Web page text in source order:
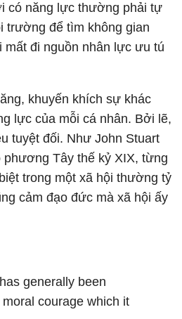
có năng lực thường phải tự
trường để tìm không gian
mất đi nguồn nhân lực ưu tú
khuyến khích sự khác
lực của mỗi cá nhân. Bởi lẽ,
tuyệt đối. Như John Stuart
Tây thế kỷ XIX, từng
trong một xã hội thường tỷ
cảm đạo đức mà xã hội ấy
generally been
courage which it